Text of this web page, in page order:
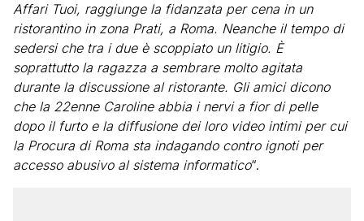
Affari Tuoi, raggiunge la fidanzata per cena in un
ristorantino in zona Prati, a Roma. Neanche il tempo di
sedersi che tra i due è scoppiato un litigio. È
soprattutto la ragazza a sembrare molto agitata
durante la discussione al ristorante. Gli amici dicono
che la 22enne Caroline abbia i nervi a fior di pelle
dopo il furto e la diffusione dei loro video intimi per cui
la Procura di Roma sta indagando contro ignoti per
accesso abusivo al sistema informatico“.